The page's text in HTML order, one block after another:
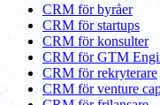
CRM för byråer
CRM för startups
CRM för konsulter
CRM för GTM
CRM för rekryterare
CRM för venture